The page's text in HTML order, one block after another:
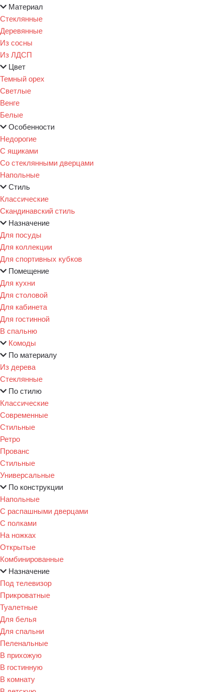
Материал
Стеклянные
Деревянные
Из сосны
Из ЛДСП
Цвет
Темный орех
Светлые
Венге
Белые
Особенности
Недорогие
С ящиками
Со стеклянными дверцами
Напольные
Стиль
Классические
Скандинавский стиль
Назначение
Для посуды
Для коллекции
Для спортивных кубков
Помещение
Для кухни
Для столовой
Для кабинета
Для гостинной
В спальню
Комоды
По материалу
Из дерева
Стеклянные
По стилю
Классические
Современные
Стильные
Ретро
Прованс
Стильные
Универсальные
По конструкции
Напольные
С распашными дверцами
С полками
На ножках
Открытые
Комбинированные
Назначение
Под телевизор
Прикроватные
Туалетные
Для белья
Для спальни
Пеленальные
В прихожую
В гостинную
В комнату